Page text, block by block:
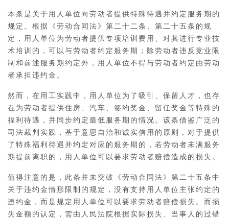
本条是关于用人单位向劳动者提供特殊待遇并约定服务期的
规定。根据《劳动合同法》第二十二条、第二十五条的规
定，用人单位为劳动者提供专项培训费用、对其进行专业技
术培训的，可以与劳动者约定服务期；除劳动者违反竞业限
制和前述服务期约定外，用人单位不得与劳动者约定由劳动
者承担违约金。
然而，在用工实践中，用人单位为了吸引、保留人才，也存
在为劳动者提供住房、汽车、签约奖金、留任奖金等特殊的
福利待遇，并同步约定最低服务期的情况。该条借鉴广泛的
司法裁判实践，基于意思自治和诚实信用的原则，对于提供
了特殊福利待遇并约定对应的服务期的，若劳动者未满服务
期提前离职的，用人单位可以要求劳动者赔偿造成的损失。
值得注意的是，此条并未突破《劳动合同法》第二十五条中
关于违约金情形限制的规定，没有支持用人单位主张约定的
违约金，而是规定用人单位可以要求劳动者赔偿损失。而损
失金额的认定，需由人民法院根据实际损失、当事人的过错